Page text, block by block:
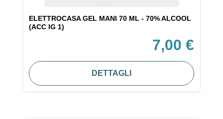
ELETTROCASA GEL MANI 70 ML - 70% ALCOOL
(ACC IG 1)
7,00 €
DETTAGLI